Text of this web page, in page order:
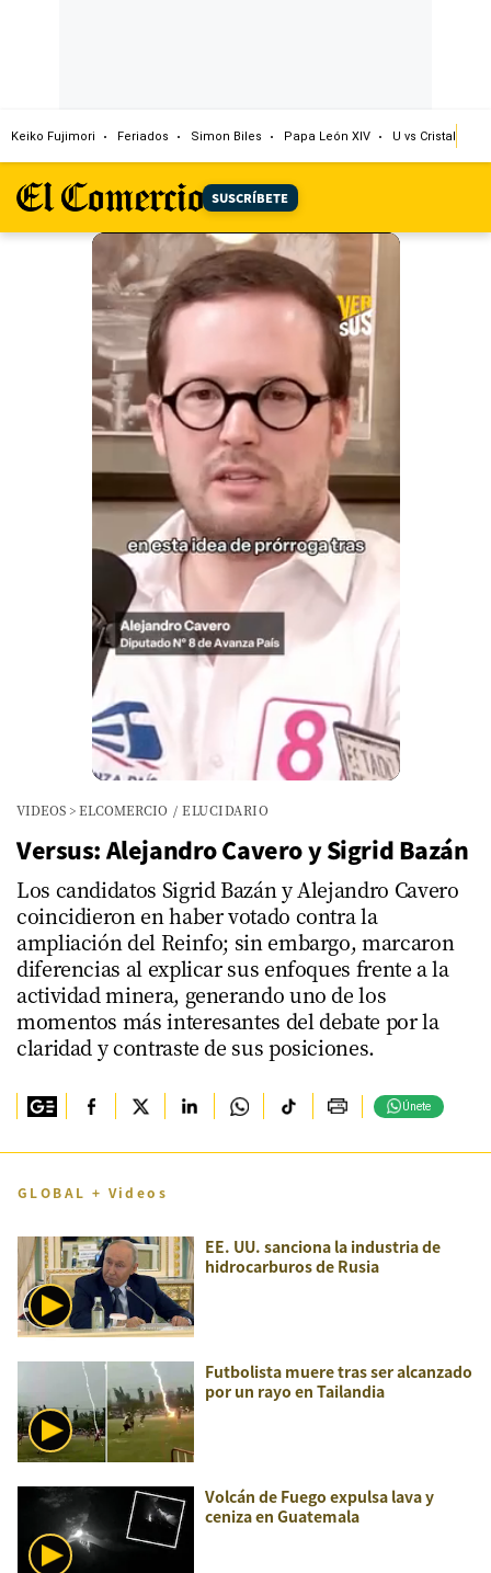
Keiko Fujimori Feriados Simon Biles Papa León XIV U vs Cristal
SUSCRÍBETE
VIDEOS >ELCOMERCIO / ELUCIDARIO
Versus: Alejandro Cavero y Sigrid Bazán
Los candidatos Sigrid Bazán y Alejandro Cavero
coincidieron en haber votado contra la
ampliación del Reinfo; sin embargo, marcaron
diferencias al explicar sus enfoques frente a la
actividad minera, generando uno de los
momentos más interesantes del debate por la
claridad y contraste de sus posiciones.
Únete
GLOBAL + Videos
EE. UU. sanciona la industria de
hidrocarburos de Rusia
Futbolista muere tras ser alcanzado
por un rayo en Tailandia
Volcán de Fuego expulsa lava y
ceniza en Guatemala